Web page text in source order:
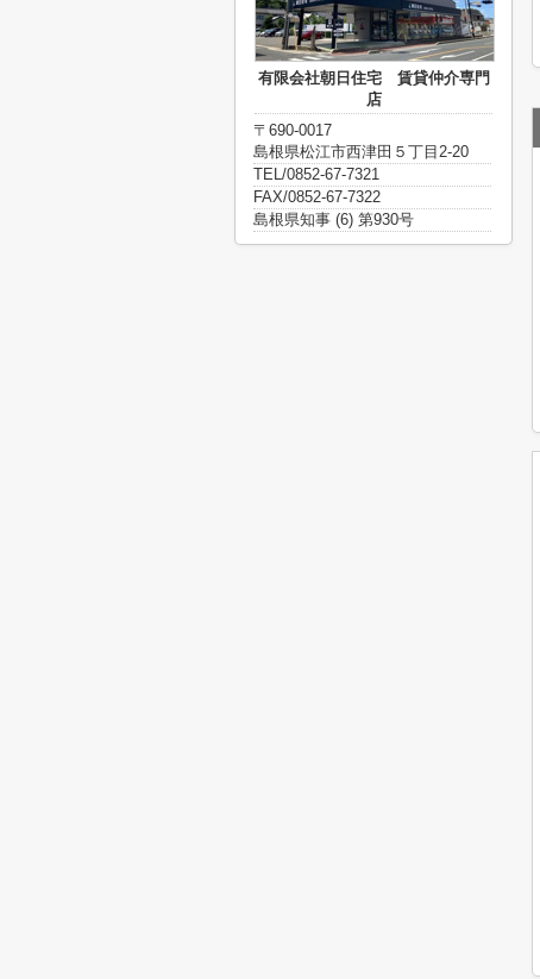
有限会社朝日住宅 賃貸仲介専門
店
〒690-0017
島根県松江市西津田５丁目2-20
TEL/0852-67-7321
FAX/0852-67-7322
島根県知事 (6) 第930号